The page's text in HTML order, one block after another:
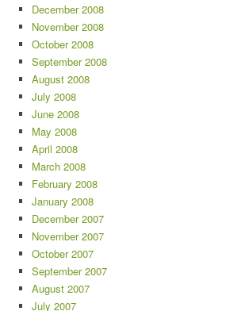
December 2008
November 2008
October 2008
September 2008
August 2008
July 2008
June 2008
May 2008
April 2008
March 2008
February 2008
January 2008
December 2007
November 2007
October 2007
September 2007
August 2007
July 2007